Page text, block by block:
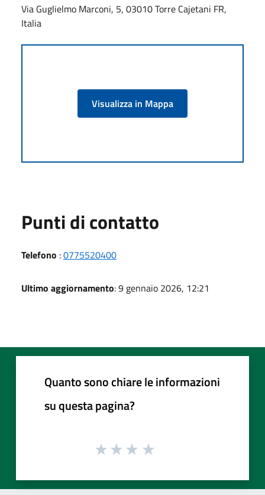
Via Guglielmo Marconi, 5, 03010 Torre Cajetani FR,
Italia
Visualizza in Mappa
Punti di contatto
Telefono :0775520400
Ultimo aggiornamento: 9 gennaio 2026, 12:21
Quanto sono chiare le informazioni
su questa pagina?